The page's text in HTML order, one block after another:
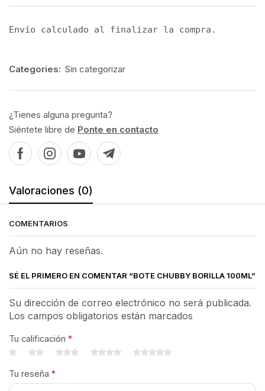
Envío calculado al finalizar la compra.
Categories: Sin categorizar
¿Tienes alguna pregunta?
Siéntete libre de Ponte en contacto
Valoraciones (0)
COMENTARIOS
Aún no hay reseñas.
SÉ EL PRIMERO EN COMENTAR “BOTE CHUBBY BORILLA 100ML”
Su dirección de correo electrónico no será publicada.
Los campos obligatorios están marcados
Tu calificación *
Tu reseña *